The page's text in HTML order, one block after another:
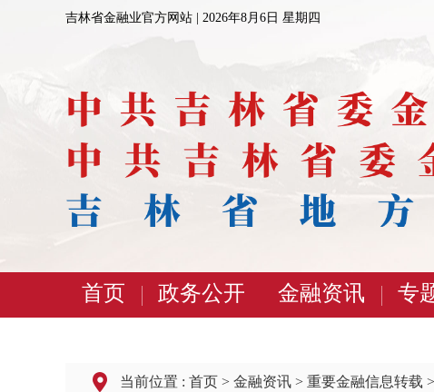
吉林省金融业官方网站 | 2026年8月6日 星期四
首页 政务公开 金融资讯 专
当前位置 : 首页 > 金融资讯 > 重要金融信息转载 >